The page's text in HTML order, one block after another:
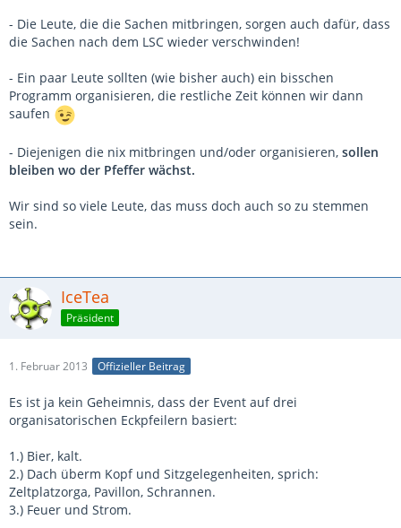
- Die Leute, die die Sachen mitbringen, sorgen auch dafür, dass
die Sachen nach dem LSC wieder verschwinden!
- Ein paar Leute sollten (wie bisher auch) ein bisschen
Programm organisieren, die restliche Zeit können wir dann
saufen
- Diejenigen die nix mitbringen und/oder organisieren, sollen
bleiben wo der Pfeffer wächst.
Wir sind so viele Leute, das muss doch auch so zu stemmen
sein.
IceTea
Präsident
1. Februar 2013 Offizieller Beitrag
Es ist ja kein Geheimnis, dass der Event auf drei
organisatorischen Eckpfeilern basiert:
1.) Bier, kalt.
2.) Dach überm Kopf und Sitzgelegenheiten, sprich:
Zeltplatzorga, Pavillon, Schrannen.
3.) Feuer und Strom.